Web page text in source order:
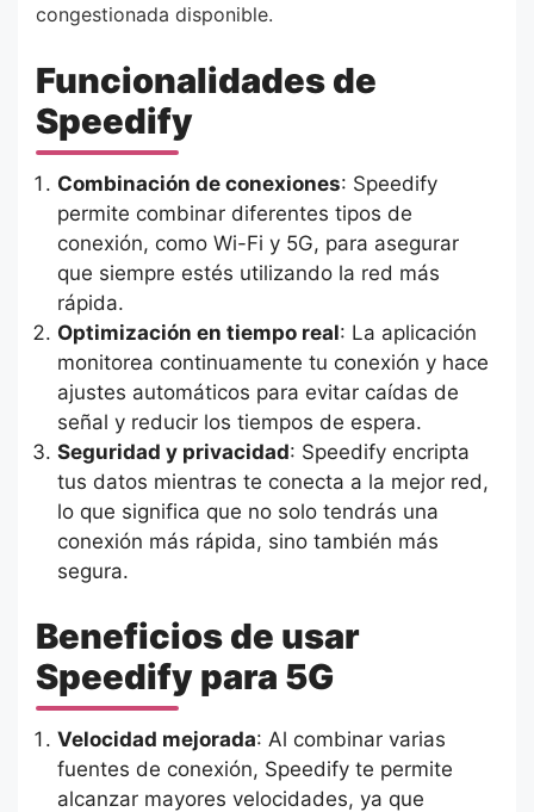
congestionada disponible.
Funcionalidades de
Speedify
Combinación de conexiones: Speedify
permite combinar diferentes tipos de
conexión, como Wi-Fi y 5G, para asegurar
que siempre estés utilizando la red más
rápida.
Optimización en tiempo real: La aplicación
monitorea continuamente tu conexión y hace
ajustes automáticos para evitar caídas de
señal y reducir los tiempos de espera.
Seguridad y privacidad: Speedify encripta
tus datos mientras te conecta a la mejor red,
lo que significa que no solo tendrás una
conexión más rápida, sino también más
segura.
Beneficios de usar
Speedify para 5G
Velocidad mejorada: Al combinar varias
fuentes de conexión, Speedify te permite
alcanzar mayores velocidades, ya que